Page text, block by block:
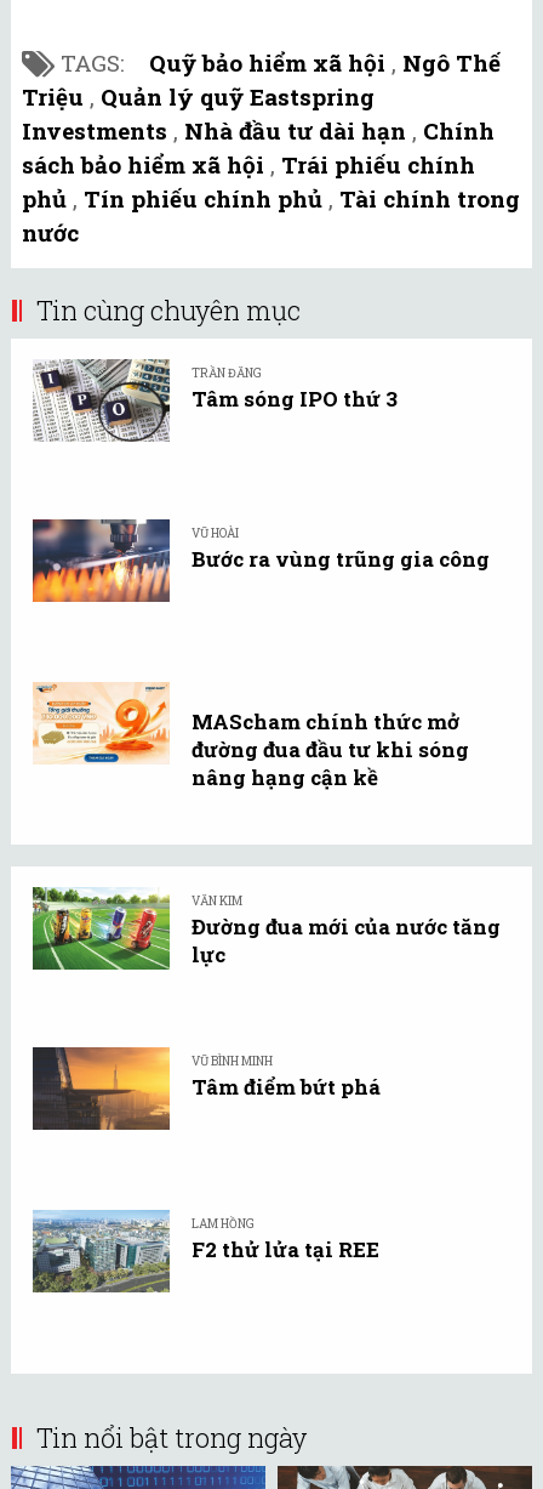
TAGS: Quỹ bảo hiểm xã hội , Ngô Thế
Triệu , Quản lý quỹ Eastspring
Investments , Nhà đầu tư dài hạn , Chính
sách bảo hiểm xã hội , Trái phiếu chính
phủ , Tín phiếu chính phủ , Tài chính trong
nước
Tin cùng chuyên mục
TRẦN ĐĂNG
Tâm sóng IPO thứ 3
VŨ HOÀI
Bước ra vùng trũng gia công
MAScham chính thức mở
đường đua đầu tư khi sóng
nâng hạng cận kề
VĂN KIM
Đường đua mới của nước tăng
lực
VŨ BÌNH MINH
Tâm điểm bứt phá
LAM HỒNG
F2 thử lửa tại REE
Tin nổi bật trong ngày